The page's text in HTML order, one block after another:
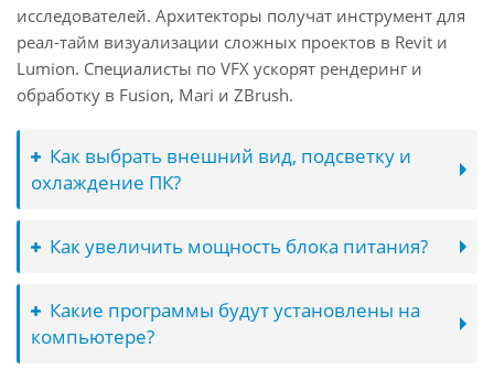
исследователей. Архитекторы получат инструмент для
реал-тайм визуализации сложных проектов в Revit и
Lumion. Специалисты по VFX ускорят рендеринг и
обработку в Fusion, Mari и ZBrush.
Как выбрать внешний вид, подсветку и
охлаждение ПК?
Как увеличить мощность блока питания?
Какие программы будут установлены на
компьютере?